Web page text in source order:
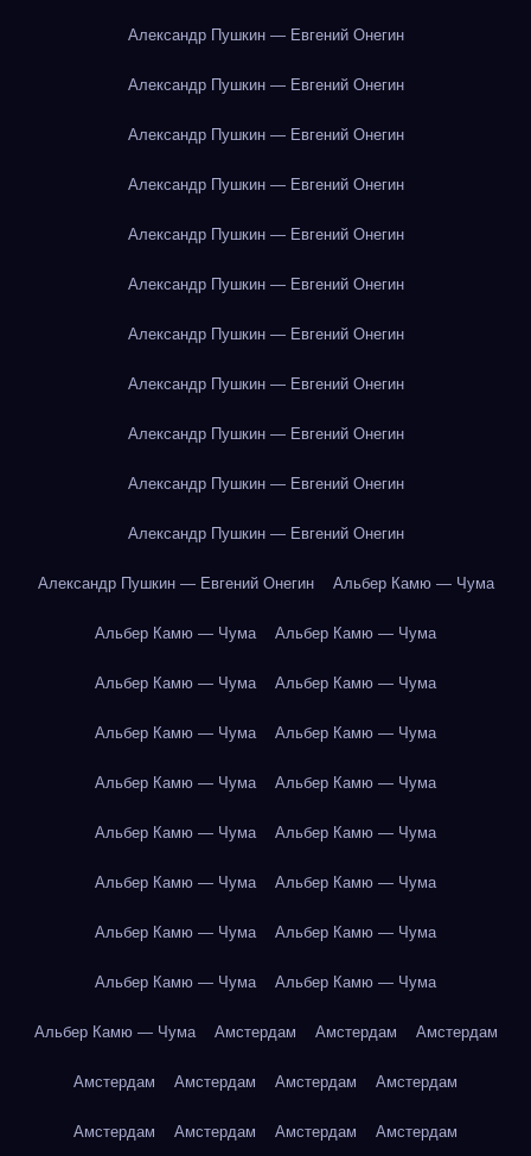
Александр Пушкин — Евгений Онегин
Александр Пушкин — Евгений Онегин
Александр Пушкин — Евгений Онегин
Александр Пушкин — Евгений Онегин
Александр Пушкин — Евгений Онегин
Александр Пушкин — Евгений Онегин
Александр Пушкин — Евгений Онегин
Александр Пушкин — Евгений Онегин
Александр Пушкин — Евгений Онегин
Александр Пушкин — Евгений Онегин
Александр Пушкин — Евгений Онегин
Александр Пушкин — Евгений Онегин Альбер Камю — Чума
Альбер Камю — Чума Альбер Камю — Чума
Альбер Камю — Чума Альбер Камю — Чума
Альбер Камю — Чума Альбер Камю — Чума
Альбер Камю — Чума Альбер Камю — Чума
Альбер Камю — Чума Альбер Камю — Чума
Альбер Камю — Чума Альбер Камю — Чума
Альбер Камю — Чума Альбер Камю — Чума
Альбер Камю — Чума Альбер Камю — Чума
Альбер Камю — Чума Амстердам Амстердам Амстердам
Амстердам Амстердам Амстердам Амстердам
Амстердам Амстердам Амстердам Амстердам